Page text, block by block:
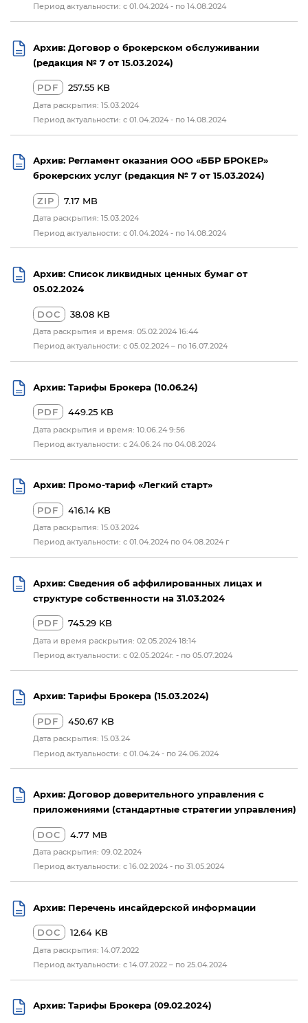
Период актуальности: с 01.04.2024 - по 14.08.2024
Архив: Договор о брокерском обслуживании
(редакция № 7 от 15.03.2024)
PDF 257.55 KB
Дата раскрытия: 15.03.2024
Период актуальности: с 01.04.2024 - по 14.08.2024
Архив: Регламент оказания ООО «ББР БРОКЕР»
брокерских услуг (редакция № 7 от 15.03.2024)
ZIP 7.17 MB
Дата раскрытия: 15.03.2024
Период актуальности: с 01.04.2024 - по 14.08.2024
Архив: Список ликвидных ценных бумаг от
05.02.2024
DOC 38.08 KB
Дата раскрытия и время: 05.02.2024 16:44
Период актуальности: с 05.02.2024 – по 16.07.2024
Архив: Тарифы Брокера (10.06.24)
PDF 449.25 KB
Дата раскрытия и время: 10.06.24 9:56
Период актуальности: с 24.06.24 по 04.08.2024
Архив: Промо-тариф «Легкий старт»
PDF 416.14 KB
Дата раскрытия: 15.03.2024
Период актуальности: с 01.04.2024 по 04.08.2024 г
Архив: Сведения об аффилированных лицах и
структуре собственности на 31.03.2024
PDF 745.29 KB
Дата и время раскрытия: 02.05.2024 18:14
Период актуальности: с 02.05.2024г. - по 05.07.2024
Архив: Тарифы Брокера (15.03.2024)
PDF 450.67 KB
Дата раскрытия: 15.03.24
Период актуальности: с 01.04.24 - по 24.06.2024
Архив: Договор доверительного управления с
приложениями (стандартные стратегии управления)
DOC 4.77 MB
Дата раскрытия: 09.02.2024
Период актуальности: с 16.02.2024 - по 31.05.2024
Архив: Перечень инсайдерской информации
DOC 12.64 KB
Дата раскрытия: 14.07.2022
Период актуальности: с 14.07.2022 – по 25.04.2024
Архив: Тарифы Брокера (09.02.2024)